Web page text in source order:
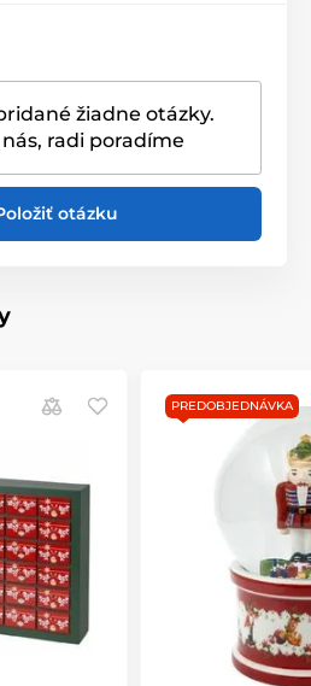
v kategóriách
kolekcia
žiadne otázky.
radi poradíme
otázku
PREDOBJEDNÁVKA